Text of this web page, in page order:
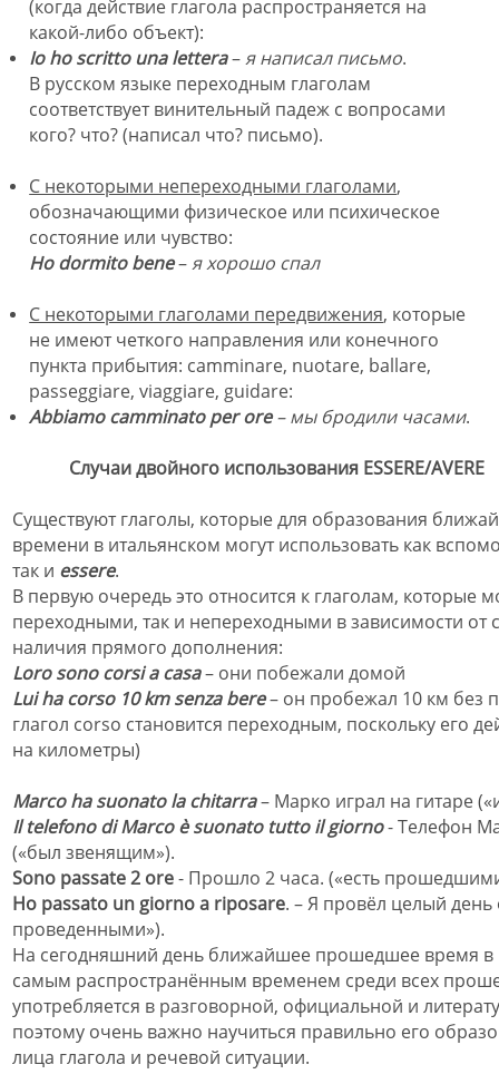
(когда действие глагола распространяется на
какой-либо объект):
Io ho scritto una lettera–я написал письмо.
В русском языке переходным глаголам
соответствует винительный падеж с вопросами
кого? что? (написал что? письмо).
С некоторыми непереходными глаголами,
обозначающими физическое или психическое
состояние или чувство:
Ho dormito bene–я хорошо спал
С некоторыми глаголами передвижения, которые
не имеют четкого направления или конечного
пункта прибытия: camminare, nuotare, ballare,
passeggiare, viaggiare, guidare:
Abbiamo camminato per ore– мы бродили часами.
Случаи двойного использования ESSERE/AVERE
Существуют глаголы, которые для образования
времени в итальянском могут использовать как
так и essere.
В первую очередь это относится к глаголам, которые
переходными, так и непереходными в зависимости от
наличия прямого дополнения:
Loro sono corsia casa– они побежали домой
Lui ha corso 10km senza bere– он пробежал 10 км без
глагол corso становится переходным, поскольку его
на километры)
Marco ha suonato la chitarra– Марко играл на гитаре
Il telefono di Marco è suonato tutto il giorno- Телефон
(«был звенящим»).
Sono passate 2 ore- Прошло 2 часа. («есть
Ho passato un giorno a riposare. –Я провёл целый
проведенными»).
На сегодняшний день ближайшее прошедшее время в
самым распространённым временем среди всех
употребляется в разговорной, официальной и
поэтому очень важно научиться правильно его
лица глагола и речевой ситуации.